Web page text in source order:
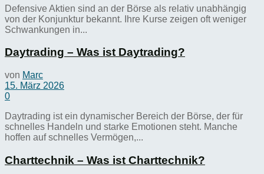
Defensive Aktien sind an der Börse als relativ unabhängig
von der Konjunktur bekannt. Ihre Kurse zeigen oft weniger
Schwankungen in...
Daytrading – Was ist Daytrading?
von Marc
15. März 2026
0
Daytrading ist ein dynamischer Bereich der Börse, der für
schnelles Handeln und starke Emotionen steht. Manche
hoffen auf schnelles Vermögen,...
Charttechnik – Was ist Charttechnik?